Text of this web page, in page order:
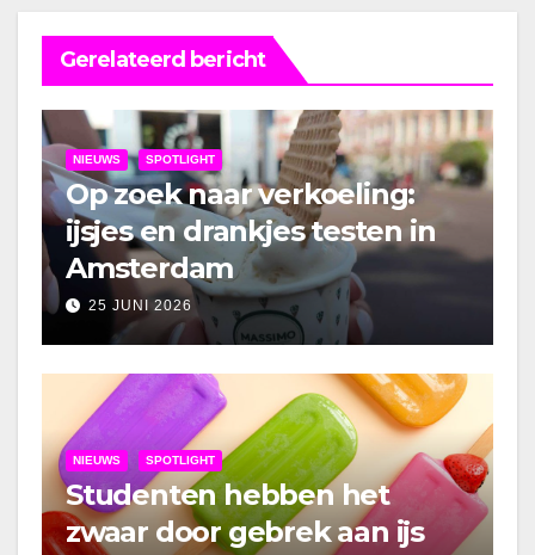
Gerelateerd bericht
NIEUWS SPOTLIGHT
Op zoek naar verkoeling:
ijsjes en drankjes testen in
Amsterdam
25 JUNI 2026
NIEUWS SPOTLIGHT
Studenten hebben het
zwaar door gebrek aan ijs